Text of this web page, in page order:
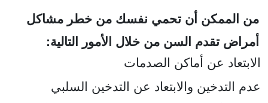
من الممكن أن تحمي نفسك من خطر مشاكل
أمراض تقدم السن من خلال الأمور التالية:
الابتعاد عن أماكن الصدمات
عدم التدخين والابتعاد عن التدخين السلبي